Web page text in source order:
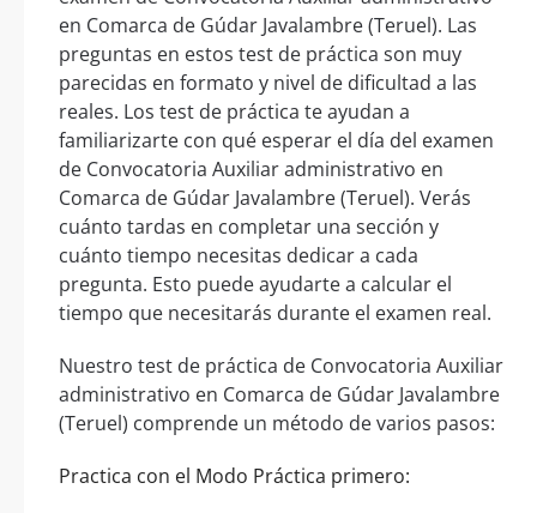
en Comarca de Gúdar Javalambre (Teruel). Las
preguntas en estos test de práctica son muy
parecidas en formato y nivel de dificultad a las
reales. Los test de práctica te ayudan a
familiarizarte con qué esperar el día del examen
de Convocatoria Auxiliar administrativo en
Comarca de Gúdar Javalambre (Teruel). Verás
cuánto tardas en completar una sección y
cuánto tiempo necesitas dedicar a cada
pregunta. Esto puede ayudarte a calcular el
tiempo que necesitarás durante el examen real.
Nuestro test de práctica de Convocatoria Auxiliar
administrativo en Comarca de Gúdar Javalambre
(Teruel) comprende un método de varios pasos:
Practica con el Modo Práctica primero: